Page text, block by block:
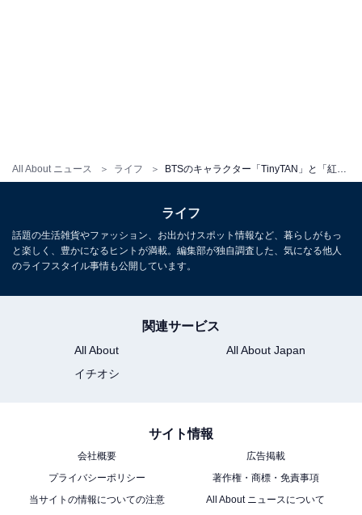
All About ニュース ライフ BTSのキャラクター「TinyTAN」と「紅茶花伝」がコラボキャンペーンを開始！ メンバー別7種のストラップ＆タンブラー
ライフ
話題の生活雑貨やファッション、お出かけスポット情報など、暮らしがもっ
と楽しく、豊かになるヒントが満載。編集部が独自調査した、気になる他人
のライフスタイル事情も公開しています。
関連サービス
All About
All About Japan
イチオシ
サイト情報
会社概要
広告掲載
プライバシーポリシー
著作権・商標・免責事項
当サイトの情報についての注意
All About ニュースについて